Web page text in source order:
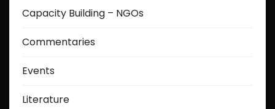
Capacity Building – NGOs
Commentaries
Events
Literature